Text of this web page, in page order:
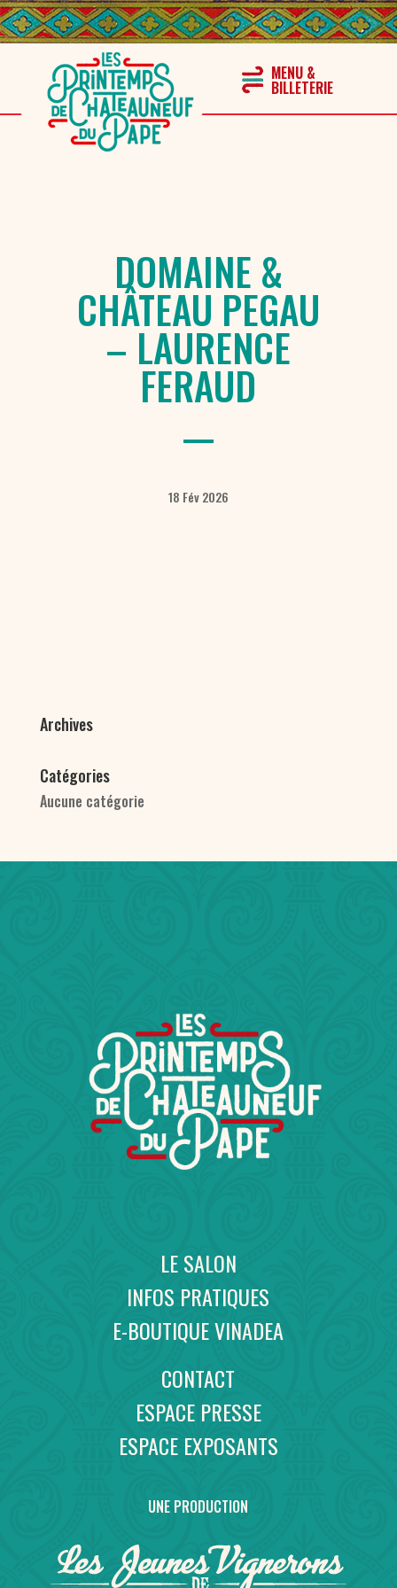
DOMAINE &
CHÂTEAU PEGAU
– LAURENCE
FERAUD
18 Fév 2026
Archives
Catégories
Aucune catégorie
LE SALON
INFOS PRATIQUES
E-BOUTIQUE VINADEA
CONTACT
ESPACE PRESSE
ESPACE EXPOSANTS
UNE PRODUCTION